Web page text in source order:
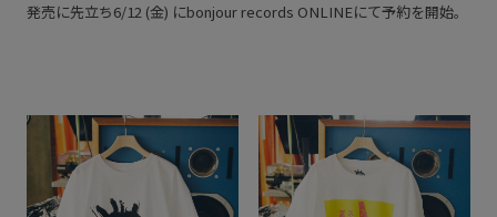
発売に先立ち6/12 (金) にbonjour records ONLINEにて予約を開始。